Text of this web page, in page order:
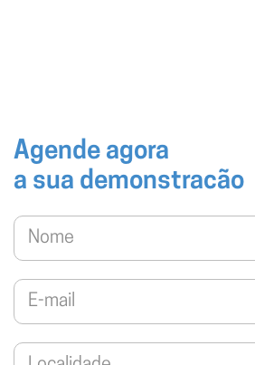
Agende agora
a sua demonstracão